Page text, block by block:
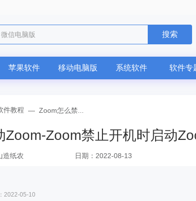
微信电脑版 搜索
苹果软件 移动电脑版 系统软件 软件专
件教程 — Zoom怎么禁...
Zoom禁止开机时启动
造纸农 日期：2022-08-13
2022-05-10